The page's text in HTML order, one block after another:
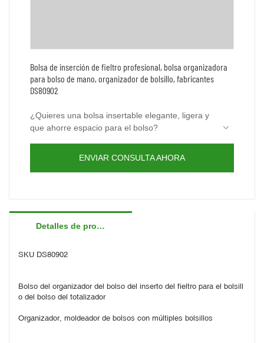
Bolsa de inserción de fieltro profesional, bolsa organizadora
para bolso de mano, organizador de bolsillo, fabricantes
DS80902
¿Quieres una bolsa insertable elegante, ligera y
que ahorre espacio para el bolso?
El color no se transferirá al forro del bolso y el
trabajo diario.
Hecho de fieltro premium de 3 mm, liviano pero
resistente para mantener su bolso/bolso/cartera
en forma y sus pertenencias bien organizadas.
Esta bolsa organizadora con 4 bolsillos pequeños
sol, pintalabios, llaves y pañuelos.
Contáctenos para obtener una muestra gratis
ENVIAR CONSULTA AHORA
Detalles de producto
SKU DS80902
Bolso del organizador del bolso del inserto del fieltro para el bolsill
o del bolso del totalizador
Organizador, moldeador de bolsos con múltiples bolsillos